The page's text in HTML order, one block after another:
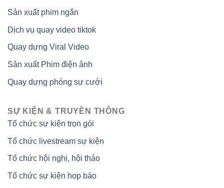
Sản xuất phim ngắn
Dịch vụ quay video tiktok
Quay dựng Viral Video
Sản xuất Phim điện ảnh
Quay dựng phóng sự cưới
SỰ KIỆN & TRUYỀN THÔNG
Tổ chức sự kiện trọn gói
Tổ chức livestream sự kiện
Tổ chức hội nghị, hội thảo
Tổ chức sự kiện họp báo